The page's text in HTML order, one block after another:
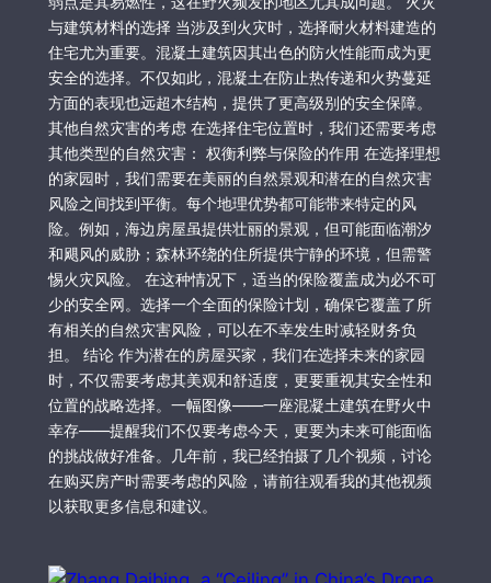
与建筑材料的选择 当涉及到火灾时，选择耐火材料建造的
住宅尤为重要。混凝土建筑因其出色的防火性能而成为更
安全的选择。不仅如此，混凝土在防止热传递和火势蔓延
方面的表现也远超木结构，提供了更高级别的安全保障。
其他自然灾害的考虑 在选择住宅位置时，我们还需要考虑
其他类型的自然灾害： 权衡利弊与保险的作用 在选择理想
的家园时，我们需要在美丽的自然景观和潜在的自然灾害
风险之间找到平衡。每个地理优势都可能带来特定的风
险。例如，海边房屋虽提供壮丽的景观，但可能面临潮汐
和飓风的威胁；森林环绕的住所提供宁静的环境，但需警
惕火灾风险。 在这种情况下，适当的保险覆盖成为必不可
少的安全网。选择一个全面的保险计划，确保它覆盖了所
有相关的自然灾害风险，可以在不幸发生时减轻财务负
担。 结论 作为潜在的房屋买家，我们在选择未来的家园
时，不仅需要考虑其美观和舒适度，更要重视其安全性和
位置的战略选择。一幅图像——一座混凝土建筑在野火中
幸存——提醒我们不仅要考虑今天，更要为未来可能面临
的挑战做好准备。几年前，我已经拍摄了几个视频，讨论
在购买房产时需要考虑的风险，请前往观看我的其他视频
以获取更多信息和建议。